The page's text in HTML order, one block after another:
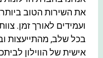
את השירות הטוב
ועמידים לאורך זמן.
בכל שלב, מהתייעצות
אישית של הווילון